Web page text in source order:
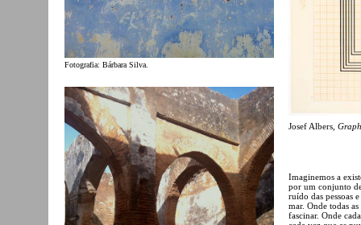
Fotografia: Bárbara Silva.
Josef Albers,
Imaginemos a
por um conjunto
ruído das pessoas
mar. Onde todas
fascinar. Onde